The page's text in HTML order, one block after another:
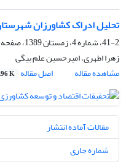
تحلیل ادراک کشاورزان
41-2، شماره 4، زمستان 1389، صفحه
زهرا اطهری، امیرحسین علم بیگی
مشاهده مقاله
اصل مقاله K
مقالات آماده انتشار
شماره جاری